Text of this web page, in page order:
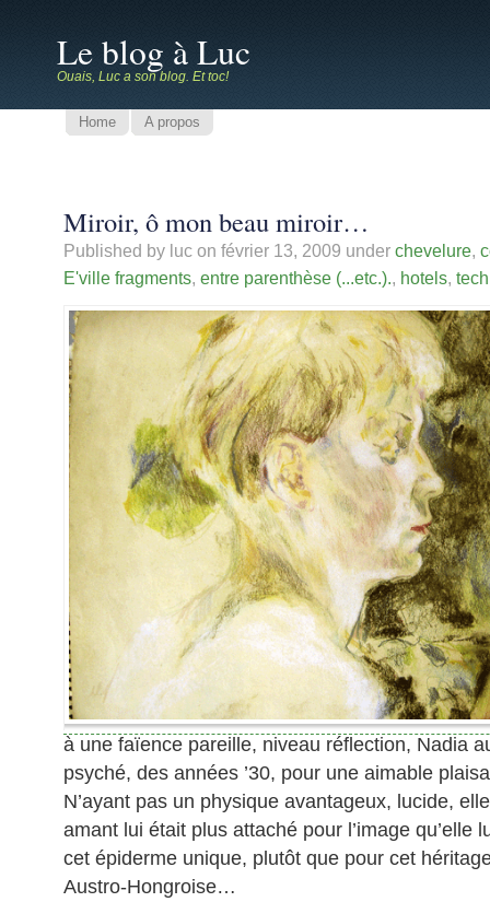
Le blog à Luc
Ouais, Luc a son blog. Et toc!
Home A propos
Miroir, ô mon beau miroir…
Published by luc on février 13, 2009 under chevelure,
E'ville fragments, entre parenthèse (...etc.)., hotels,
à une faïence pareille, niveau réflection, Nadia
psyché, des années ’30, pour une aimable
N’ayant pas un physique avantageux, lucide,
amant lui était plus attaché pour l’image qu’elle
cet épiderme unique, plutôt que pour cet
Austro-Hongroise…